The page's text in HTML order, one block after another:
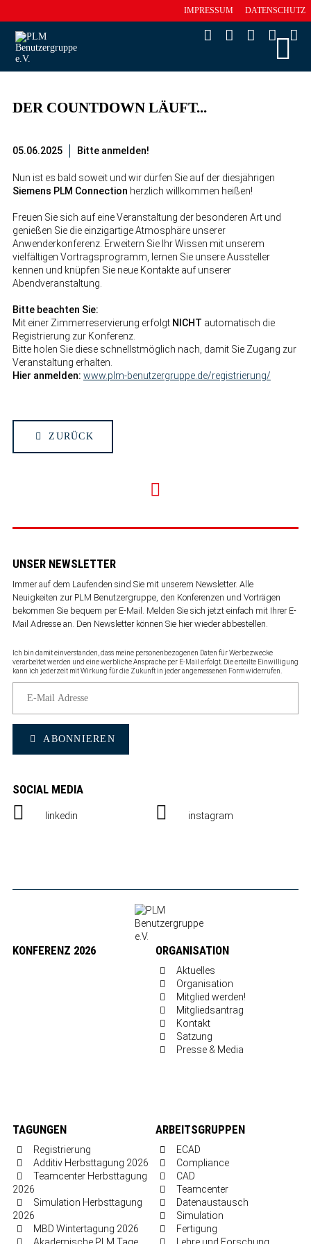
IMPRESSUM DATENSCHUTZ
DER COUNTDOWN LÄUFT...
05.06.2025 Bitte anmelden!
Nun ist es bald soweit und wir dürfen Sie auf der diesjährigen
Siemens PLM Connection herzlich willkommen heißen!
Freuen Sie sich auf eine Veranstaltung der besonderen Art und
genießen Sie die einzigartige Atmosphäre unserer
Anwenderkonferenz. Erweitern Sie Ihr Wissen mit unserem
vielfältigen Vortragsprogramm, lernen Sie unsere Aussteller
kennen und knüpfen Sie neue Kontakte auf unserer
Abendveranstaltung.
Bitte beachten Sie:
Mit einer Zimmerreservierung erfolgt NICHT automatisch die
Registrierung zur Konferenz.​
Bitte holen Sie diese schnellstmöglich nach, damit Sie Zugang zur
Veranstaltung erhalten.
Hier anmelden: www.plm-benutzergruppe.de/registrierung/
ZURÜCK
UNSER NEWSLETTER
Immer auf dem Laufenden sind Sie mit unserem Newsletter. Alle
Neuigkeiten zur PLM Benutzergruppe, den Konferenzen und Vorträgen
bekommen Sie bequem per E-Mail. Melden Sie sich jetzt einfach mit Ihrer E-
Mail Adresse an. Den Newsletter können Sie hier wieder abbestellen.
Ich bin damit einverstanden, dass meine personenbezogenen Daten für Werbezwecke
verarbeitet werden und eine werbliche Ansprache per E-Mail erfolgt. Die erteilte Einwilligung
kann ich jederzeit mit Wirkung für die Zukunft in jeder angemessenen Form widerrufen.
ABONNIEREN
SOCIAL MEDIA
linkedin instagram
KONFERENZ 2026 ORGANISATION
Aktuelles
Organisation
Mitglied werden!
Mitgliedsantrag
Kontakt
Satzung
Presse & Media
TAGUNGEN
Registrierung
Additiv Herbsttagung 2026
Teamcenter Herbsttagung
2026
Simulation Herbsttagung
2026
MBD Wintertagung 2026
Akademische PLM Tage
ARBEITSGRUPPEN
ECAD
Compliance
CAD
Teamcenter
Datenaustausch
Simulation
Fertigung
Lehre und Forschung